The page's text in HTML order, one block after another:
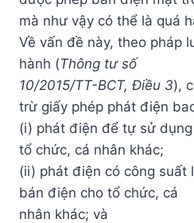
mà như vậy có thể là quá
Về vấn đề này, theo pháp
hành (Thông tư số
10/2015/TT-BCT, Điều 3),
trừ giấy phép phát điện
(i) phát điện để tự sử
tổ chức, cá nhân khác;
(ii) phát điện có công suất
bán điện cho tổ chức, cá
nhân khác; và